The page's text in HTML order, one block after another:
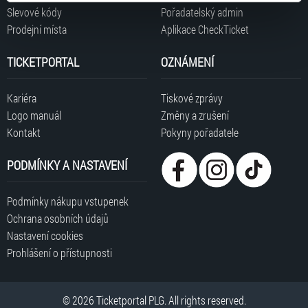
typy cookies používáme, naleznete níže. Možnosti
zpracování upravíte zaškrtnutím příslušné varianty. Svoji
volbu můžete kdykoliv změnit v zápatí stránky v záložce
„Cookies a jejich nastavení“.
Slevové kódy
Prodejní místa
Pořadatelský admin
Aplikace CheckTicket
TICKETPORTAL
Kariéra
Logo manuál
Kontakt
OZNÁMENÍ
Tiskové zprávy
Změny a zrušení
Pokyny pořadatele
PODMÍNKY A NASTAVENÍ
Podmínky nákupu vstupenek
Ochrana osobních údajů
Nastavení cookies
Prohlášení o přístupnosti
© 2026 Ticketportal PLG. All rights reserved.